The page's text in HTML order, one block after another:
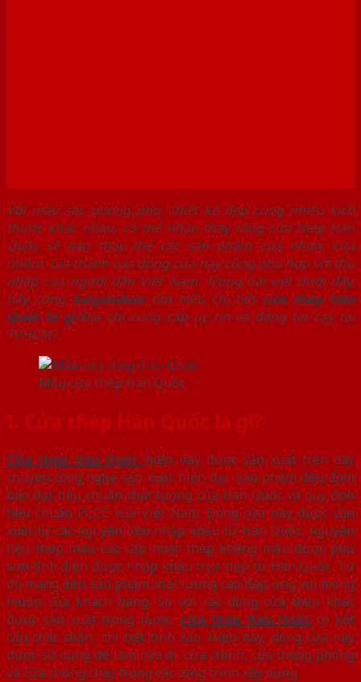
Với màu sắc phong phú, thiết kế đẹp cùng nhiều kích
thước khác nhau, có thể nhận thấy rằng cửa thép Hàn
Quốc sẽ dần thay thế các sản phẩm cửa nhựa, cửa
nhôm. Giá thành của dòng cửa này cũng phù hợp với thu
nhập của người dân Việt Nam. Trong bài viết dưới đây,
hãy cùng Saigondoortìm hiểu chi tiết cửa thép Hàn
Quốc là gì?Địa chỉ cung cấp uy tín và đáng tin cậy tại
TPHCM?.
Mẫu cửa thép Hàn Quốc
I. Cửa thép Hàn Quốc là gì?
Cửa thép Hàn Quốc hiện nay được sản xuất trên dây
chuyền công nghệ sản xuất hiện đại. Sản phẩm đều đảm
bảo đạt tiêu chuẩn chất lượng của Hàn Quốc và quy định
tiêu chuẩn PCCC của Việt Nam. Dòng cửa này được sản
xuất từ các nguyên liệu nhập khẩu từ Hàn Quốc, nguyên
liệu thép màu cao cấp hoặc thép không màu được phủ
sơn tĩnh điện được nhập khẩu trực tiếp từ Hàn Quốc. Từ
đó mang đến sản phẩm chất lượng cao đáp ứng với mong
muốn của khách hàng. So với các dòng cửa thép khác
được sản xuất trong nước, cửa thép Hàn Quốc có kết
cấu chắc chắn, chi tiết tinh xảo. Hiện nay, dòng cửa này
được sử dụng để làm cửa đi, cửa chính, cửa thông phòng
và cửa chống cháy trong các công trình xây dựng.